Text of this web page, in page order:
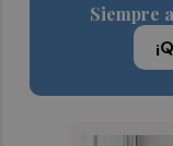
Siempre